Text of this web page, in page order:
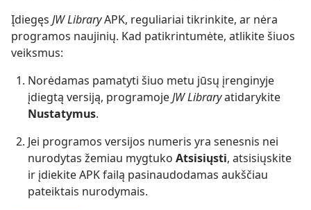
Įdiegęs JW LibraryAPK, reguliariai tikrinkite, ar nėra
programos naujinių. Kad patikrintumėte, atlikite šiuos
veiksmus:
Norėdamas pamatyti šiuo metu jūsų įrenginyje
įdiegtą versiją, programojeJW Libraryatidarykite
Nustatymus.
Jei programos versijos numeris yra senesnis nei
nurodytas žemiau mygtuko Atsisiųsti, atsisiųskite
ir įdiekite APK failą pasinaudodamas aukščiau
pateiktais nurodymais.